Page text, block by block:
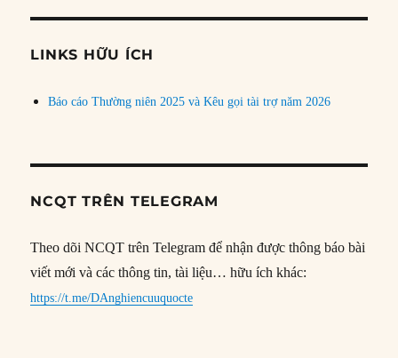
đề
LINKS HỮU ÍCH
Báo cáo Thường niên 2025 và Kêu gọi tài trợ năm 2026
NCQT TRÊN TELEGRAM
Theo dõi NCQT trên Telegram để nhận được thông báo bài
viết mới và các thông tin, tài liệu… hữu ích khác:
https://t.me/DAnghiencuuquocte